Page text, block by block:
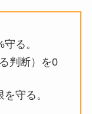
る。
判断）を0
守る。